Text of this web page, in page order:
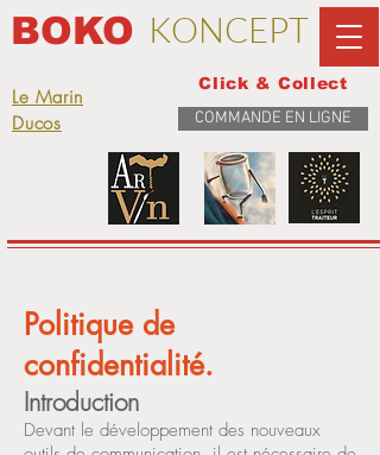
BOKO KONCEPT
Le Marin
Click & Collect
Ducos COMMANDE EN LIGNE
Politique de
confidentialité.
Introduction
Devant le développement des nouveaux